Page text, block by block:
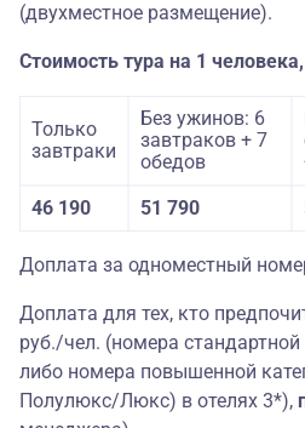
(двухместное размещение).
Стоимость тура на 1
Только
завтраки
Без ужинов: 6
завтраков + 7
обедов
46 190
51 790
Доплата за одноместный
Доплата для тех, кто
руб./чел. (номера стандартной
либо номера повышенной
Полулюкс/Люкс) в отелях 3*),